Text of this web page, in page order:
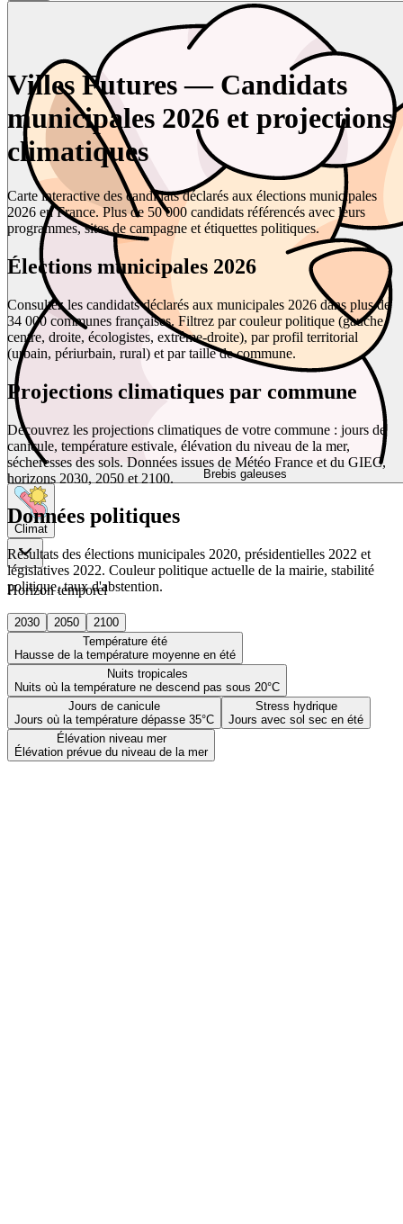
Brebis galeuses
Climat
Horizon temporel
2030 2050
2100
Température été
Hausse de la température moyenne en été
Nuits tropicales
Nuits où la température ne descend pas sous 20°C
Jours de canicule
Jours où la température dépasse 35°C
Stress hydrique
Jours avec sol sec en été
Élévation niveau mer
Élévation prévue du niveau de la mer
Villes Futures — Candidats
municipales 2026 et projections
climatiques
Carte interactive des candidats déclarés aux élections municipales
2026 en France. Plus de 50 000 candidats référencés avec leurs
programmes, sites de campagne et étiquettes politiques.
Élections municipales 2026
Consultez les candidats déclarés aux municipales 2026 dans plus de
34 000 communes françaises. Filtrez par couleur politique (gauche,
centre, droite, écologistes, extrême-droite), par profil territorial
(urbain, périurbain, rural) et par taille de commune.
Projections climatiques par commune
Découvrez les projections climatiques de votre commune : jours de
canicule, température estivale, élévation du niveau de la mer,
sécheresses des sols. Données issues de Météo France et du GIEC,
horizons 2030, 2050 et 2100.
Données politiques
Résultats des élections municipales 2020, présidentielles 2022 et
législatives 2022. Couleur politique actuelle de la mairie, stabilité
politique, taux d'abstention.